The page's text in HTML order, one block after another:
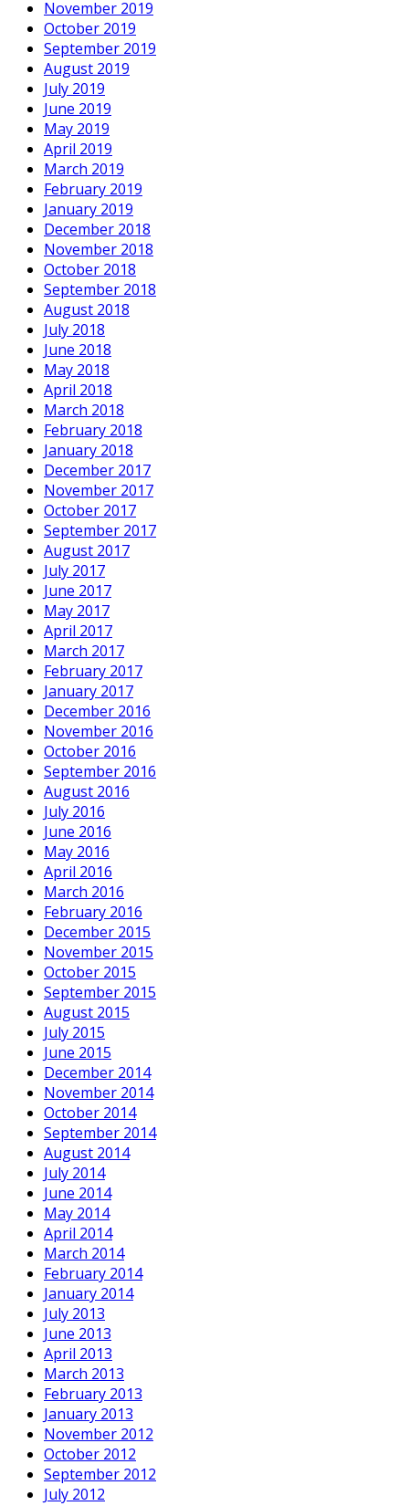
November 2019
October 2019
September 2019
August 2019
July 2019
June 2019
May 2019
April 2019
March 2019
February 2019
January 2019
December 2018
November 2018
October 2018
September 2018
August 2018
July 2018
June 2018
May 2018
April 2018
March 2018
February 2018
January 2018
December 2017
November 2017
October 2017
September 2017
August 2017
July 2017
June 2017
May 2017
April 2017
March 2017
February 2017
January 2017
December 2016
November 2016
October 2016
September 2016
August 2016
July 2016
June 2016
May 2016
April 2016
March 2016
February 2016
December 2015
November 2015
October 2015
September 2015
August 2015
July 2015
June 2015
December 2014
November 2014
October 2014
September 2014
August 2014
July 2014
June 2014
May 2014
April 2014
March 2014
February 2014
January 2014
July 2013
June 2013
April 2013
March 2013
February 2013
January 2013
November 2012
October 2012
September 2012
July 2012